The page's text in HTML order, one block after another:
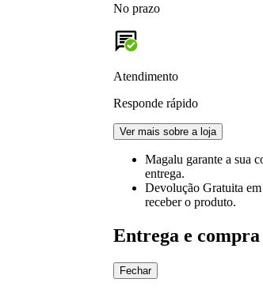
No prazo
Atendimento
Responde rápido
Ver mais sobre a loja
Magalu garante a sua
entrega.
Devolução Gratuita
receber o produto.
Entrega e
Fechar